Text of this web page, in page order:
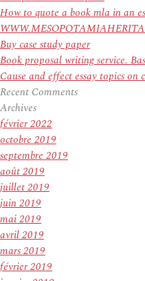
How to quote a book mla in an
Buy case study paper
Book proposal writing service.
Cause and effect essay topics on
Recent Comments
Archives
février 2022
octobre 2019
septembre 2019
août 2019
juillet 2019
juin 2019
mai 2019
avril 2019
mars 2019
février 2019